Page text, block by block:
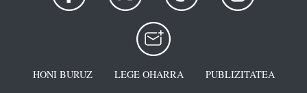
HONI BURUZ LEGE OHARRA
PUBLIZITATEA